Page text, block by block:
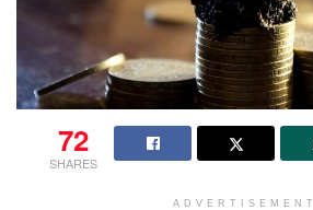
72
SHARES
ADVERTISEMENT